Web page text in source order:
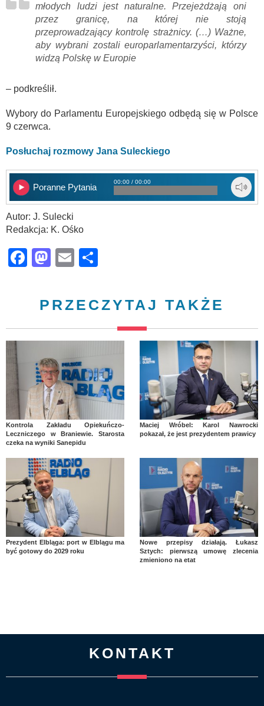
młodych ludzi jest naturalne. Przejeżdżają oni
przez granicę, na której nie stoją
przeprowadzający kontrolę strażnicy. (…) Ważne,
aby wybrani zostali europarlamentarzyści, którzy
widzą Polskę w Europie
– podkreślił.
Wybory do Parlamentu Europejskiego odbędą się w Polsce
9 czerwca.
Posłuchaj rozmowy Jana Suleckiego
Poranne Pytania
00:00 / 00:00
Autor: J. Sulecki
Redakcja: K. Ośko
Facebook
Mastodon
Email
PRZECZYTAJ TAKŻE
Kontrola Zakładu Opiekuńczo-
Leczniczego w Braniewie. Starosta
czeka na wyniki Sanepidu
Maciej Wróbel: Karol Nawrocki
pokazał, że jest prezydentem prawicy
Prezydent Elbląga: port w Elblągu ma
być gotowy do 2029 roku
Nowe przepisy działają. Łukasz
Sztych: pierwszą umowę zlecenia
zmieniono na etat
KONTAKT